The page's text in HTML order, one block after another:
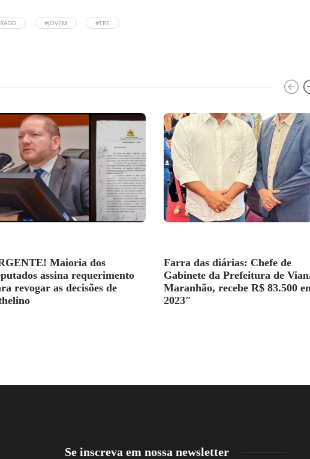
#JOVEM #TRE
Maioria dos
assina requerimento
revogar as decisões de
Farra das diárias: Chefe de
Gabinete da Prefeitura de
Maranhão, recebe R$ 83.500
2023″
Se inscreva em nossa newsletter